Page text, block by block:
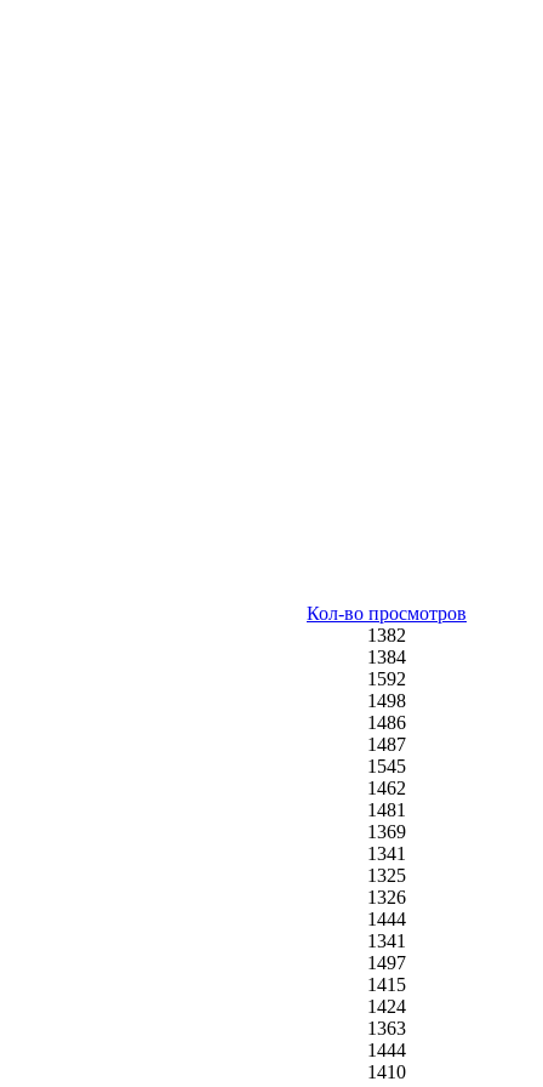
Кол-во просмотров
1382
1384
1592
1498
1486
1487
1545
1462
1481
1369
1341
1325
1326
1444
1341
1497
1415
1424
1363
1444
1410